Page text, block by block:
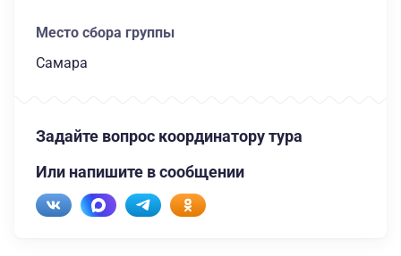
Место сбора группы
Самара
Задайте вопрос координатору тура
Или напишите в сообщении